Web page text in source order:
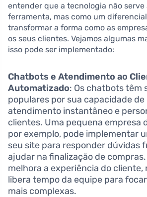
entender que a tecnologia não serve
ferramenta, mas como um
transformar a forma como as
os seus clientes. Vejamos algumas
isso pode ser implementado:
Chatbots e Atendimento ao
Automatizado: Os chatbots têm
populares por sua capacidade
atendimento instantâneo e
clientes. Uma pequena empresa
por exemplo, pode implementar
seu site para responder dúvidas
ajudar na finalização de
melhora a experiência do cliente,
libera tempo da equipe para
mais complexas.